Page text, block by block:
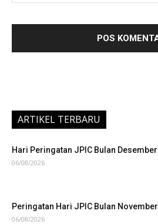
ARTIKEL TERBARU
Hari Peringatan JPIC Bulan Desember
06/08/2026
Peringatan Hari JPIC Bulan November
06/08/2026